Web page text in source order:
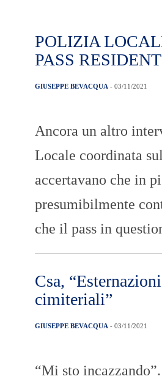
POLIZIA
PASS
GIUSEPPE BEVACQUA - 03/11/2021
Ancora un altro
Locale coordinata
accertavano che in
presumibilmente
che il pass in
Csa,
cimiteriali”
GIUSEPPE BEVACQUA - 03/11/2021
“Mi sto